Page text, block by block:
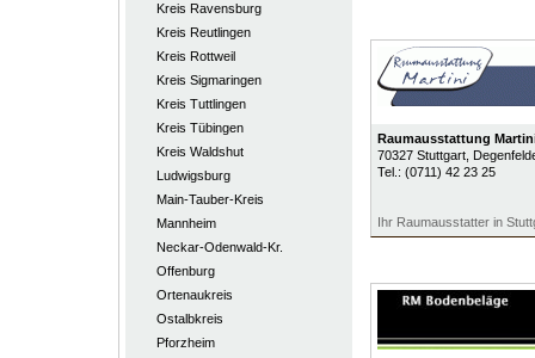
Kreis Ravensburg
Kreis Reutlingen
Kreis Rottweil
Kreis Sigmaringen
Kreis Tuttlingen
Kreis Tübingen
Kreis Waldshut
Ludwigsburg
Main-Tauber-Kreis
Mannheim
Neckar-Odenwald-Kr.
Offenburg
Ortenaukreis
Ostalbkreis
Pforzheim
Raumausstattung
70327 Stuttgart,
Tel.: (0711) 42 23 25
Ihr Raumausstatter in